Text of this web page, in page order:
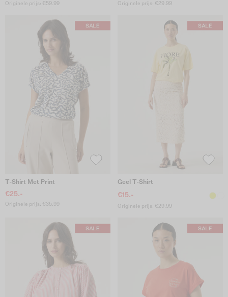
Originele prijs: €59.99 Originele prijs: €29.99
T-Shirt Met Print
€25.-
Originele prijs: €35.99
Geel T-Shirt
€15.-
Originele prijs: €29.99